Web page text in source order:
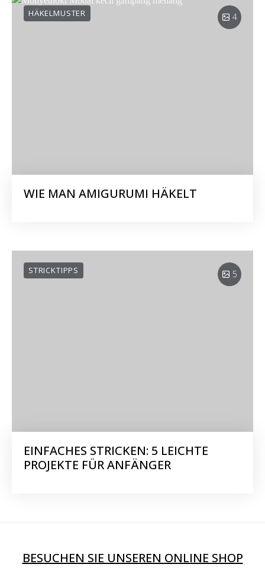
4
HÄKELMUSTER
WIE MAN AMIGURUMI HÄKELT
5
STRICKTIPPS
EINFACHES STRICKEN: 5 LEICHTE
PROJEKTE FÜR ANFÄNGER
BESUCHEN SIE UNSEREN ONLINE SHOP